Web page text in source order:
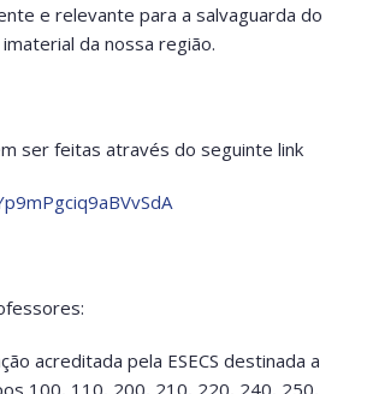
e relevante para a salvaguarda do
da nossa região.
ser feitas através do seguinte link
acreditada pela ESECS destinada a